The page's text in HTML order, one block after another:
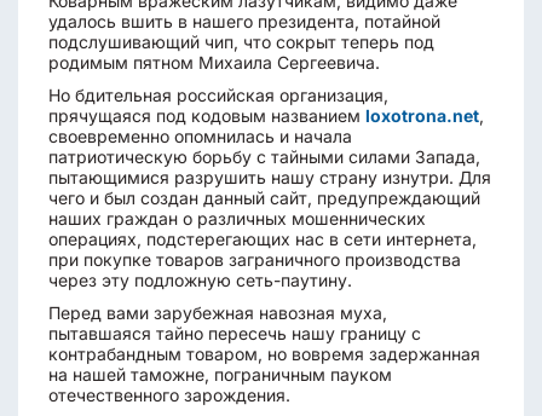
удалось вшить в нашего президента, потайной
подслушивающий чип, что сокрыт теперь под
родимым пятном Михаила Сергеевича.
Но бдительная российская организация,
прячущаяся под кодовым названием loxotrona.net,
своевременно опомнилась и начала
патриотическую борьбу с тайными силами Запада,
пытающимися разрушить нашу страну изнутри. Для
чего и был создан данный сайт, предупреждающий
наших граждан о различных мошеннических
операциях, подстерегающих нас в сети интернета,
при покупке товаров заграничного производства
через эту подложную сеть-паутину.
Перед вами зарубежная навозная муха,
пытавшаяся тайно пересечь нашу границу с
контрабандным товаром, но вовремя задержанная
на нашей таможне, пограничным пауком
отечественного зарождения.